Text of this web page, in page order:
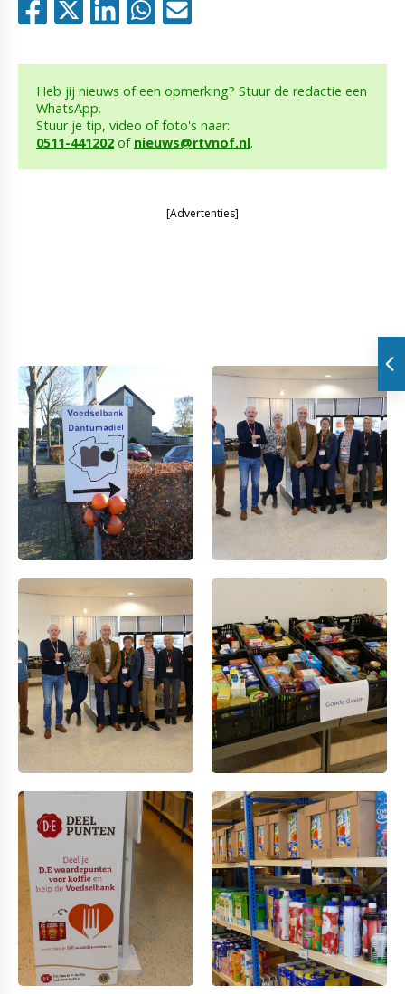
Heb jij nieuws of een opmerking? Stuur de redactie een
WhatsApp.
Stuur je tip, video of foto's naar:
0511-441202 of nieuws@rtvnof.nl.
[Advertenties]